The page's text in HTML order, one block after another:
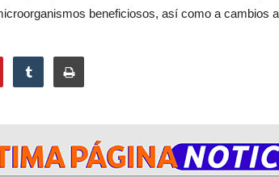
beneficiosos, así como a cambios